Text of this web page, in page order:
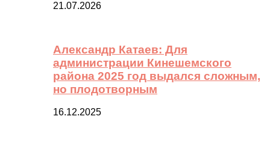
21.07.2026
Александр Катаев: Для
администрации Кинешемского
района 2025 год выдался сложным,
но плодотворным
16.12.2025